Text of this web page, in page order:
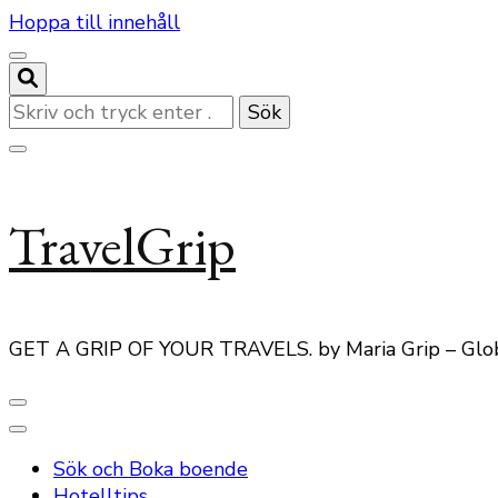
Hoppa till innehåll
Letar
du
efter
TravelGrip
GET A GRIP OF YOUR TRAVELS. by Maria Grip –
Sök och Boka boende